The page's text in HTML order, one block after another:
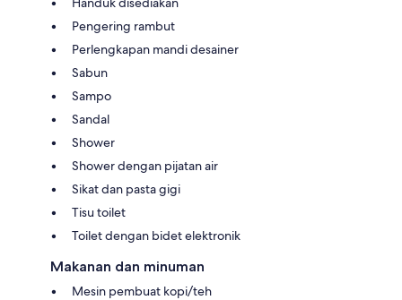
Pengering rambut
Perlengkapan mandi desainer
Sabun
Sampo
Sandal
Shower
Shower dengan pijatan air
Sikat dan pasta gigi
Tisu toilet
Toilet dengan bidet elektronik
Makanan dan minuman
Mesin pembuat kopi/teh